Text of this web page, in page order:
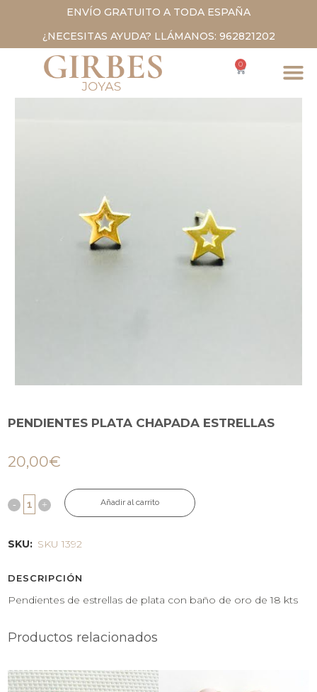
ENVÍO GRATUITO A TODA ESPAÑA
¿NECESITAS AYUDA? LLÁMANOS: 962821202
0
PENDIENTES PLATA CHAPADA ESTRELLAS
20,00€
Añadir al carrito
SKU: SKU 1392
DESCRIPCIÓN
Pendientes de estrellas de plata con baño de oro de 18 kts
Productos relacionados